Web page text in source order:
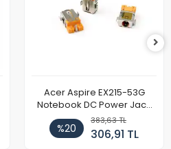
Acer Aspire EX215-53G
Notebook DC Power Jack
Soket
%20
383,63 TL
306,91 TL